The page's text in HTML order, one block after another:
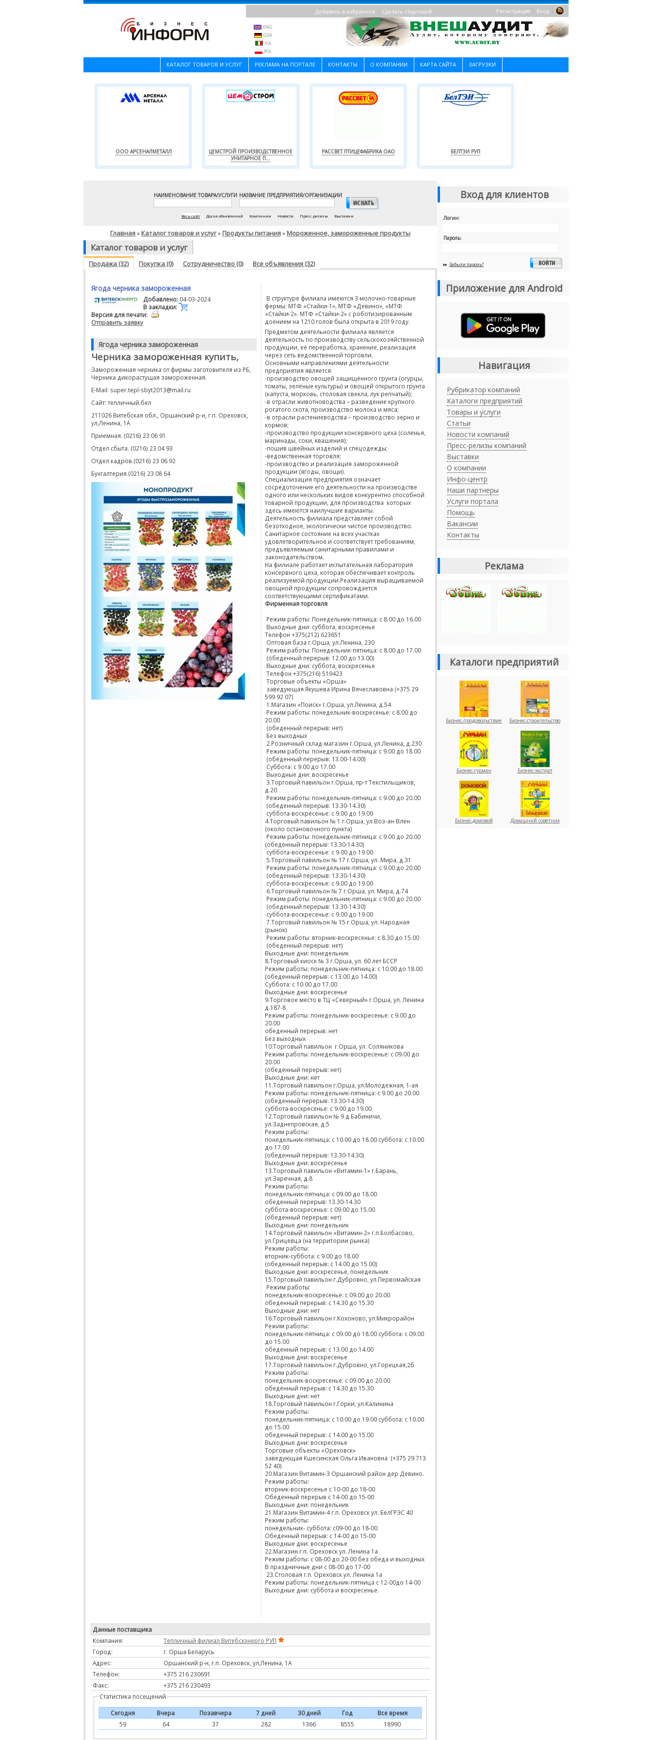
Регистрация Вход
Добавить в избранное Сделать стартовой
ENG
GER
ITA
POL
КАТАЛОГ ТОВАРОВ И УСЛУГ РЕКЛАМА НА ПОРТАЛЕ КОНТАКТЫ О КОМПАНИИ КАРТА САЙТА ЗАГРУЗКИ
ООО АРСЕНАЛМЕТАЛЛ
ЦЕМСТРОЙ ПРОИЗВОДСТВЕННОЕ
УНИТАРНОЕ П...
РАССВЕТ ПТИЦЕФАБРИКА ОАО БЕЛТЭИ РУП
НАИМЕНОВАНИЕ ТОВАРА/УСЛУГИ НАЗВАНИЕ ПРЕДПРИЯТИЯ/ОРГАНИЗАЦИИ
Весь сайт Доска объявлений Компании Новости Пресс-релизы Выставки
Главная» Каталог товаров и услуг» Продукты питания» Мороженное, замороженные продукты
Каталог товаров и услуг
Продажа (32) Покупка (0) Сотрудничество (0) Все объявления (32)
Ягода черника замороженная
Добавлено: 04-03-2024
В закладки:
Версия для печати:
Отправить заявку
Ягода черника замороженная
Черника замороженная купить,
Замороженная черника от фирмы заготовителя из РБ,
Черника дикорастущая замороженная.
E-Mail: super.tepl-sbyt2013@mail.ru
Сайт: тепличный.бел
211026 Витебская обл., Оршанский р-н, г.п. Ореховск,
ул,Ленина, 1А
Приемная. (0216) 23 06 91
Отдел сбыта. (0216) 23 04 93
Отдел кадров.(0216) 23 06 92
Бухгалтерия.(0216) 23 08 64
В структуре филиала имеются 3 молочно-товарные
фермы: МТФ «Стайки-1», МТФ «Девино», «МТФ
«Стайки-2». МТФ «Стайки-2» с роботизированным
доением на 1210 голов была открыта в 2019 году.
Предметом деятельности филиала является
деятельность по производству сельскохозяйственной
продукции, её переработка, хранение, реализация
через сеть ведомственной торговли.
Основными направлениями деятельности
предприятия является:
-производство овощей защищённого грунта (огурцы,
томаты, зелёные культуры) и овощей открытого грунта
(капуста, морковь, столовая свекла, лук репчатый);
-в отрасли животноводства – разведение крупного
рогатого скота, производство молока и мяса;
-в отрасли растениеводства – производство зерно и
кормов;
-производство продукции консервного цеха (соленья,
маринады, соки, квашения);
-пошив швейных изделий и спецодежды;
-ведомственная торговля;
-производство и реализация замороженной
продукции (ягоды, овощи).
Специализация предприятия означает
сосредоточение его деятельности на производстве
одного или нескольких видов конкурентно способной
товарной продукции, для производства которых
здесь имеются наилучшие варианты.
Деятельность филиала представляет собой
безотходное, экологически чистое производство.
Санитарное состояние на всех участках
удовлетворительное и соответствует требованиям,
предъявляемым санитарными правилами и
законодательством.
На филиале работает испытательная лаборатория
консервного цеха, которая обеспечивает контроль
реализуемой продукции.Реализация выращиваемой
овощной продукции сопровождается
соответствующими сертификатами.
Фирменная торговля
Режим работы: Понедельник-пятница: с 8.00 до 16.00
Выходные дни: суббота, воскресенье
Телефон +375(212) 623651
Оптовая база г.Орша, ул.Ленина, 230
Режим работы: Понедельник-пятница: с 8.00 до 17.00
(обеденный перерыв: 12.00 до 13.00)
Выходные дни: суббота, воскресенье
Телефон +375(216) 519423
Торговые объекты «Орша»
заведующая Якушева Ирина Вячеславовна (+375 29
599 92 07)
1.Магазин «Поиск» г.Орша, ул.Ленина, д.54
Режим работы: понедельник-воскресенье: с 8.00 до
20.00
(обеденный перерыв: нет)
Без выходных
2.Розничный склад-магазин г.Орша, ул.Ленина, д.230
Режим работы: понедельник-пятница: с 9.00 до 18.00
(обеденный перерыв: 13.00-14.00)
Суббота: с 9.00 до 17.00
Выходные дни: воскресенье
3.Торговый павильон г.Орша, пр-т Текстильщиков,
д.20
Режим работы: понедельник-пятница: с 9.00 до 20.00
(обеденный перерыв: 13.30-14.30)
суббота-воскресенье: с 9.00 до 19.00
4.Торговый павильон № 1 г.Орша, ул.Воз-ан-Влен
(около остановочного пункта)
Режим работы: понедельник-пятница: с 9.00 до 20.00
(обеденный перерыв: 13.30-14.30)
суббота-воскресенье: с 9.00 до 19.00
5.Торговый павильон № 17 г.Орша, ул. Мира, д.31
Режим работы: понедельник-пятница: с 9.00 до 20.00
(обеденный перерыв: 13.30-14.30)
суббота-воскресенье: с 9.00 до 19.00
6.Торговый павильон № 7 г.Орша, ул. Мира, д.74
Режим работы: понедельник-пятница: с 9.00 до 20.00
(обеденный перерыв: 13.30-14.30)
суббота-воскресенье: с 9.00 до 19.00
7.Торговый павильон № 15 г.Орша, ул. Народная
(рынок)
Режим работы: вторник-воскресенье: с 8.30 до 15.00
(обеденный перерыв: нет)
Выходные дни: понедельник
8.Торговый киоск № 3 г.Орша, ул. 60 лет БССР
Режим работы: понедельник-пятница: с 10.00 до 18.00
(обеденный перерыв: с 13.00 до 14.00)
Суббота: с 10.00 до 17.00
Выходные дни: воскресенье
9.Торговое место в ТЦ «Северный» г.Орша, ул. Ленина
д.187-8
Режим работы: понедельник-воскресенье: с 9.00 до
20.00
обеденный перерыв: нет
Без выходных
10.Торговый павильон г.Орша, ул. Соляникова
Режим работы: понедельник-воскресенье: с 09.00 до
20.00
(обеденный перерыв: нет)
Выходные дни: нет
11.Торговый павильон г.Орша, ул.Молодежная, 1-ая
Режим работы: понедельник-пятница: с 9.00 до 20.00
(обеденный перерыв: 13.30-14.30)
суббота-воскресенье: с 9.00 до 19.00
12.Торговый павильон № 9 д.Бабиничи,
ул.Заднепровская, д.5
Режим работы:
понедельник-пятница: с 10.00 до 18.00 суббота: с 10.00
до 17.00
(обеденный перерыв: 13.30-14.30)
Выходные дни: воскресенье
13.Торговый павильон «Витамин-1» г.Барань,
ул.Заречная, д.8
Режим работы:
понедельник-пятница: с 09.00 до 18.00
обеденный перерыв: 13.30-14.30
суббота-воскресенье: с 09.00 до 15.00
(обеденный перерыв: нет)
Выходные дни: понедельник
14.Торговый павильон «Витамин-2» г.п.Болбасово,
ул.Грицевца (на территории рынка)
Режим работы:
вторник-суббота: с 9.00 до 18.00
(обеденный перерыв: с 14.00 до 15.00)
Выходные дни: воскресенье, понедельник
15.Торговый павильон г.Дубровно, ул.Первомайская
Режим работы:
понедельник-воскресенье: с 09.00 до 20.00
обеденный перерыв: с 14.30 до 15.30
Выходные дни: нет
16.Торговый павильон г.Кохоново, ул.Микрорайон
Режим работы:
понедельник-пятница: с 09.00 до 18.00 суббота: с 09.00
до 15.00
обеденный перерыв: с 13.00 до 14.00
Выходные дни: воскресенье
17.Торговый павильон г.Дубровно, ул.Горецкая,2б
Режим работы:
понедельник-воскресенье: с 09.00 до 20.00
обеденный перерыв: с 14.30 до 15.30
Выходные дни: нет
18.Торговый павильон г.Горки, ул.Калинина
Режим работы:
понедельник-пятница: с 10.00 до 19.00 суббота: с 10.00
до 15.00
обеденный перерыв: с 14.00 до 15.00
Выходные дни: воскресенье
Торговые объекты «Ореховск»
заведующая Кшесинская Ольга Ивановна (+375 29 713
52 40)
20.Магазин Витамин-3 Оршанский район дер Девино.
Режим работы:
вторник-воскресенье с 10-00 до 18-00
Обеденный перерыв с 14-00 до 15-00
Выходные дни: понедельник
21.Магазин Витамин-4 г.п. Ореховск ул. БелГРЭС 40
Режим работы:
понедельник- суббота: с09-00 до 18-00
Обеденный перерыв: с 14-00 до 15-00
Выходные дни: воскресенье
22.Магазин г.п. Ореховск ул. Ленина 1а
Режим работы: с 08-00 до 20-00 без обеда и выходных
В праздничные дни с 08-00 до 17-00
23.Столовая г.п. Ореховск ул. Ленина 1а
Режим работы: понедельник-пятница с 12-00до 14-00
Выходные дни: суббота и воскресенье.
Данные поставщика
Компания:
Тепличный филиал Витебскэнерго РУП
Город:
г. Орша Беларусь
Адрес:
Оршанский р-н, г.п. Ореховск, ул,Ленина, 1А
Телефон:
+375 216 230691
Факс:
+375 216 230493
Статистика посещений
Сегодня Вчера Позавчера 7 дней 30 дней Год
Все время
59
64 37 282 1366 8555 18990
Вход для клиентов
Логин:
Пароль:
Забыли пароль?
Приложение для Android
Навигация
Рубрикатор компаний
Каталоги предприятий
Товары и услуги
Статьи
Новости компаний
Пресс-релизы компаний
Выставки
О компании
Инфо-центр
Наши партнеры
Услуги портала
Помощь
Вакансии
Контакты
Реклама
Каталоги предприятий
Бизнес-продовольствие Бизнес-строительство
Бизнес-гурман Бизнес-экспорт
Бизнес-домовой Домашний советник